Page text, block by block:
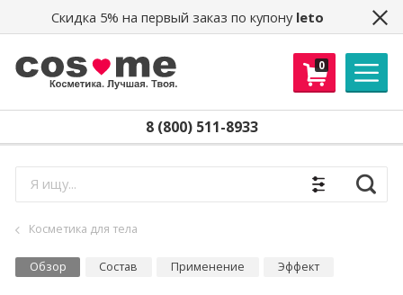
Скидка 5% на первый заказ по купону leto
0
8 (800) 511-8933
Косметика для тела
Обзор Состав Применение Эффект